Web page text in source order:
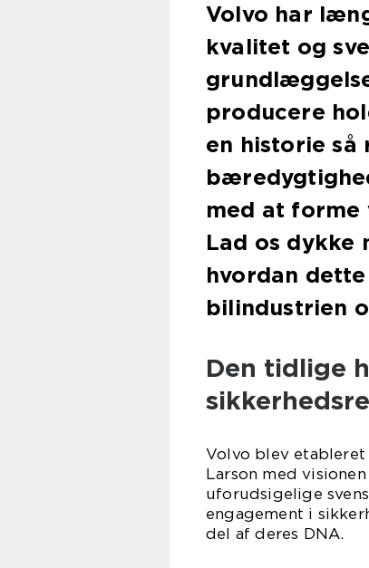
Volvo har
kvalitet og
producere
en historie så
med at forme
Lad os dykke
hvordan
bilindustrien
Den tidlige
Volvo blev etableret
Larson med
uforudsigelige
engagement i
del af deres DNA.